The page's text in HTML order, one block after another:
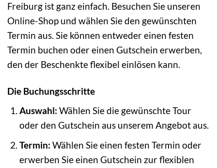
Freiburg ist ganz einfach. Besuchen Sie unseren
Online-Shop und wählen Sie den gewünschten
Termin aus. Sie können entweder einen festen
Termin buchen oder einen Gutschein erwerben,
den der Beschenkte flexibel einlösen kann.
Die Buchungsschritte
Auswahl: Wählen Sie die gewünschte Tour
oder den Gutschein aus unserem Angebot aus.
Termin: Wählen Sie einen festen Termin oder
erwerben Sie einen Gutschein zur flexiblen